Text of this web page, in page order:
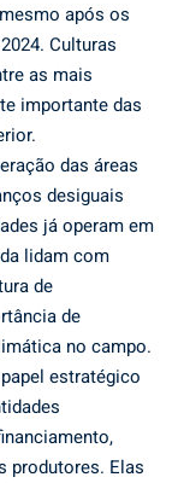
após os
Culturas
as mais
importante das
das áreas
desiguais
já operam em
lidam com
de
de
no campo.
estratégico
produtores. Elas